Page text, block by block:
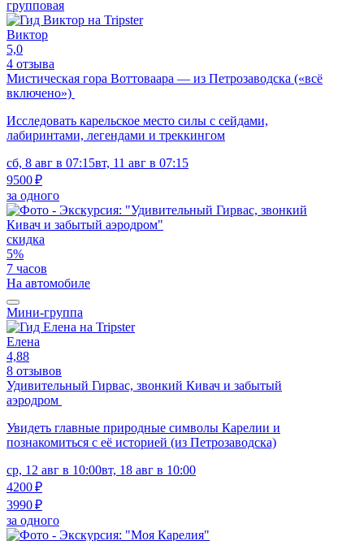
групповая
Виктор
5,0
4 отзыва
Мистическая гора Воттоваара — из Петрозаводска («всё
включено»)
Исследовать карельское место силы с сейдами,
лабиринтами, легендами и треккингом
сб, 8 авг в 07:15вт, 11 авг в 07:15
9500 ₽
за одного
скидка
5%
7 часов
На автомобиле
Мини-группа
Елена
4,88
8 отзывов
Удивительный Гирвас, звонкий Кивач и забытый
аэродром
Увидеть главные природные символы Карелии и
познакомиться с её историей (из Петрозаводска)
ср, 12 авг в 10:00вт, 18 авг в 10:00
4200 ₽
3990 ₽
за одного